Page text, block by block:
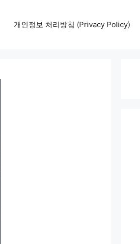
개인정보 처리방침 (Privacy Policy)